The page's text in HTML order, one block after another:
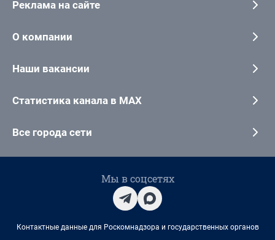
Реклама на сайте
О компании
Наши вакансии
Статистика канала в MAX
Все города сети
Мы в соцсетях
Контактные данные для Роскомнадзора и государственных органов